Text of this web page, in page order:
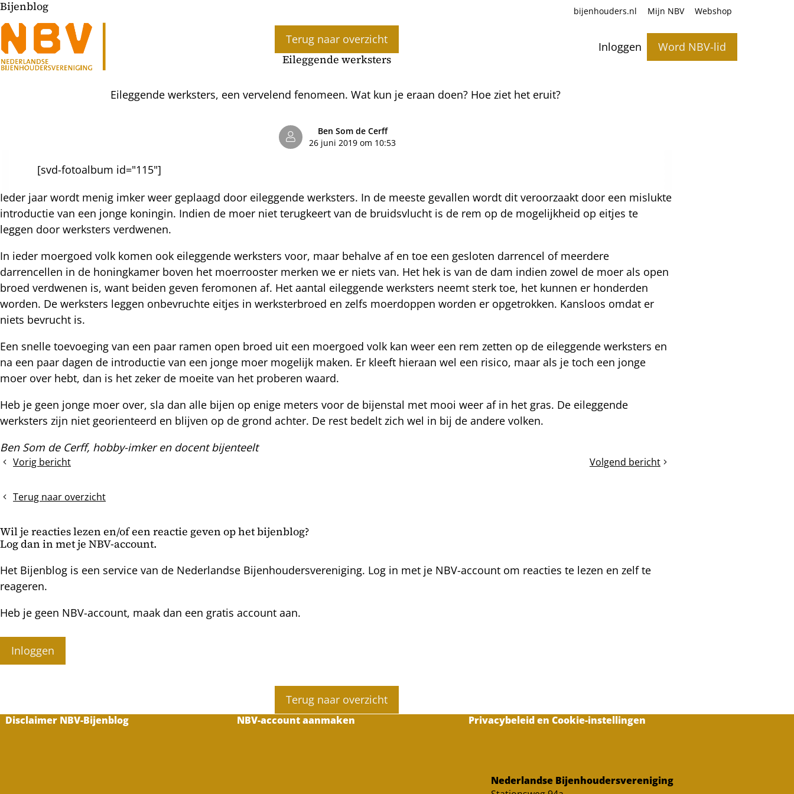
Inloggen Word NBV-lid
bijenhouders.nl Mijn NBV Webshop
Bijenblog
Terug naar overzicht
Eileggende werksters
Eileggende werksters, een vervelend fenomeen. Wat kun je eraan doen? Hoe ziet het eruit?
Ben Som de Cerff
26 juni 2019 om 10:53
[svd-fotoalbum id="115"]
Ieder jaar wordt menig imker weer geplaagd door eileggende werksters. In de meeste gevallen wordt dit veroorzaakt door een mislukte
introductie van een jonge koningin. Indien de moer niet terugkeert van de bruidsvlucht is de rem op de mogelijkheid op eitjes te
leggen door werksters verdwenen.
In ieder moergoed volk komen ook eileggende werksters voor, maar behalve af en toe een gesloten darrencel of meerdere
darrencellen in de honingkamer boven het moerrooster merken we er niets van. Het hek is van de dam indien zowel de moer als open
broed verdwenen is, want beiden geven feromonen af. Het aantal eileggende werksters neemt sterk toe, het kunnen er honderden
worden. De werksters leggen onbevruchte eitjes in werksterbroed en zelfs moerdoppen worden er opgetrokken. Kansloos omdat er
niets bevrucht is.
Een snelle toevoeging van een paar ramen open broed uit een moergoed volk kan weer een rem zetten op de eileggende werksters en
na een paar dagen de introductie van een jonge moer mogelijk maken. Er kleeft hieraan wel een risico, maar als je toch een jonge
moer over hebt, dan is het zeker de moeite van het proberen waard.
Heb je geen jonge moer over, sla dan alle bijen op enige meters voor de bijenstal met mooi weer af in het gras. De eileggende
werksters zijn niet georienteerd en blijven op de grond achter. De rest bedelt zich wel in bij de andere volken.
Ben Som de Cerff, hobby-imker en docent bijenteelt
Vorig bericht
Zomerse
van
Volgend bericht
Van
Terug naar overzicht
Wil je reacties lezen en/of een reactie geven op het bijenblog?
Log dan in met je NBV-account.
Het Bijenblog is een service van de Nederlandse Bijenhoudersvereniging. Log in met je NBV-account om reacties te lezen en zelf te
reageren.
Heb je geen NBV-account, maak dan een gratis account aan.
Inloggen
Terug naar overzicht
Disclaimer NBV-Bijenblog NBV-account aanmaken Privacybeleid en Cookie-instellingen
Nederlandse Bijenhoudersvereniging